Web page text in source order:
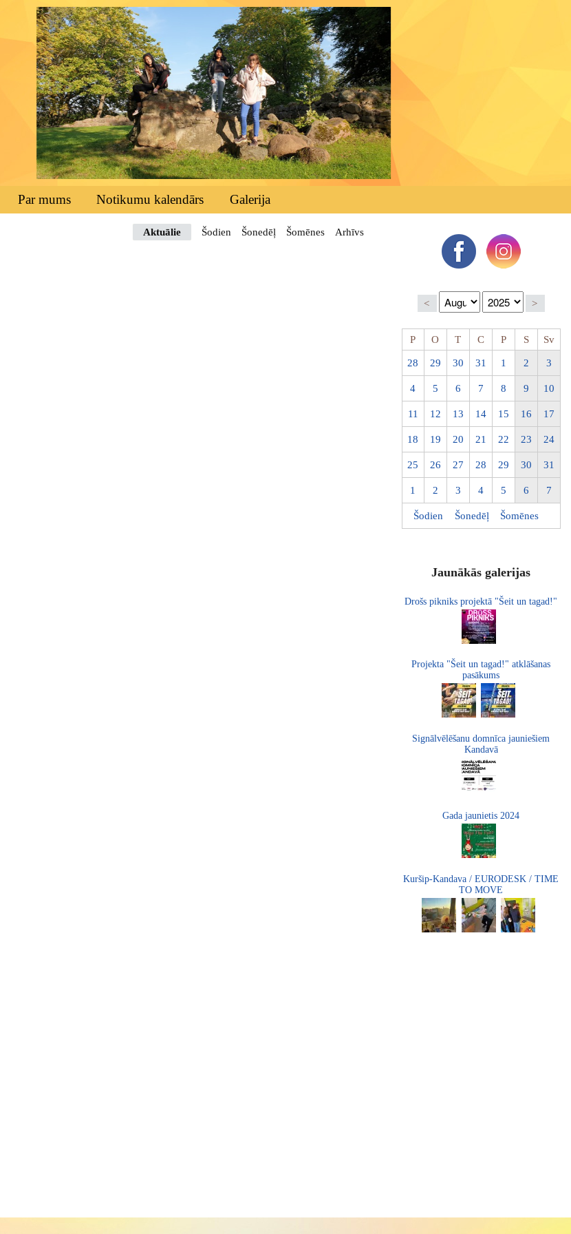
Par mums Notikumu kalendārs Galerija
Aktuālie Šodien Šonedēļ Šomēnes Arhīvs
< >
P O T C P S Sv
28 29 30 31 1 2 3
4 5 6 7 8 9 10
11 12 13 14 15 16 17
18 19 20 21 22 23 24
25 26 27 28 29 30 31
1 2 3 4 5 6 7
Šodien Šonedēļ Šomēnes
Jaunākās galerijas
Drošs pikniks projektā "Šeit un tagad!"
Projekta "Šeit un tagad!" atklāšanas
pasākums
Signālvēlēšanu domnīca jauniešiem
Kandavā
Gada jaunietis 2024
Kuršip-Kandava / EURODESK / TIME
TO MOVE